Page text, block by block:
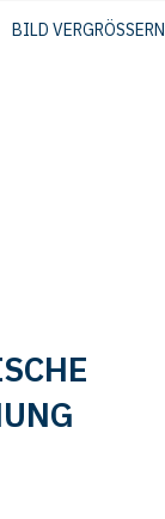
BILD VERGRÖSSERN